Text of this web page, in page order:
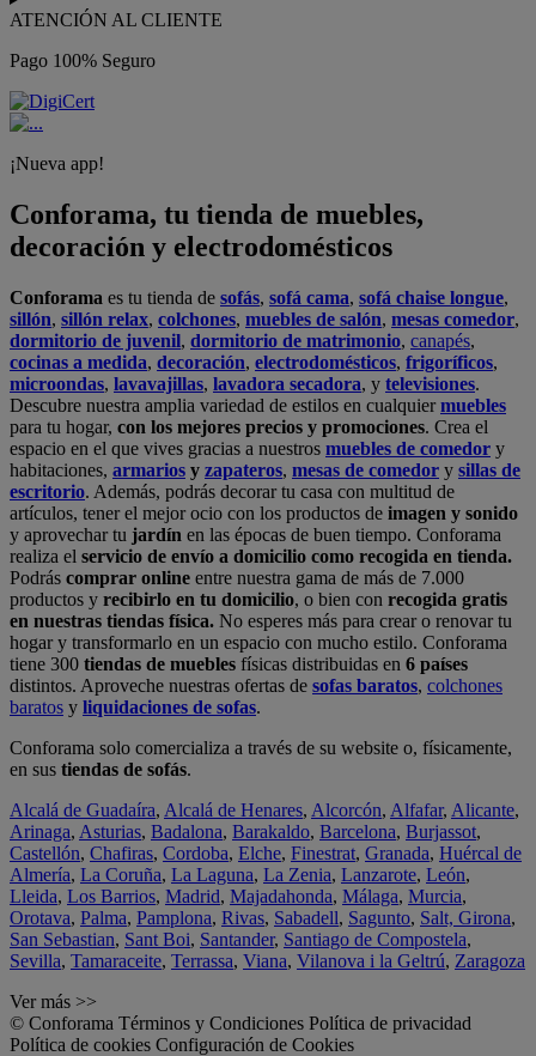
ATENCIÓN AL CLIENTE
Pago 100% Seguro
¡Nueva app!
Conforama, tu tienda de muebles,
decoración y electrodomésticos
Conforama es tu tienda de sofás, sofá cama, sofá chaise longue,
sillón, sillón relax, colchones, muebles de salón, mesas comedor,
dormitorio de juvenil, dormitorio de matrimonio, canapés,
cocinas a medida, decoración, electrodomésticos, frigoríficos,
microondas, lavavajillas, lavadora secadora, y televisiones.
Descubre nuestra amplia variedad de estilos en cualquiermuebles
para tu hogar, con los mejores precios y promociones. Crea el
espacio en el que vives gracias a nuestros muebles de comedor y
habitaciones, armarios y zapateros, mesas de comedor y sillas de
escritorio. Además, podrás decorar tu casa con multitud de
artículos, tener el mejor ocio con los productos de imagen y sonido
y aprovechar tu jardín en las épocas de buen tiempo. Conforama
realiza el servicio de envío a domicilio como recogida en tienda.
Podrás comprar online entre nuestra gama de más de 7.000
productos y recibirlo en tu domicilio, o bien con recogida gratis
en nuestras tiendas física. No esperes más para crear o renovar tu
hogar y transformarlo en un espacio con mucho estilo. Conforama
tiene 300 tiendas de muebles físicas distribuidas en 6 países
distintos. Aproveche nuestras ofertas de sofas baratos, colchones
baratos y liquidaciones de sofas.
Conforama solo comercializa a través de su website o, físicamente,
en sus tiendas de sofás.
Alcalá de Guadaíra, Alcalá de Henares, Alcorcón, Alfafar, Alicante,
Arinaga, Asturias, Badalona, Barakaldo, Barcelona, Burjassot,
Castellón, Chafiras, Cordoba, Elche, Finestrat, Granada, Huércal de
Almería, La Coruña, La Laguna, La Zenia, Lanzarote, León,
Lleida, Los Barrios, Madrid, Majadahonda, Málaga, Murcia,
Orotava, Palma, Pamplona, Rivas, Sabadell, Sagunto, Salt, Girona,
San Sebastian, Sant Boi, Santander, Santiago de Compostela,
Sevilla, Tamaraceite, Terrassa, Viana, Vilanova i la Geltrú, Zaragoza
Ver más >>
© Conforama Términos y Condiciones Política de privacidad
Política de cookies Configuración de Cookies